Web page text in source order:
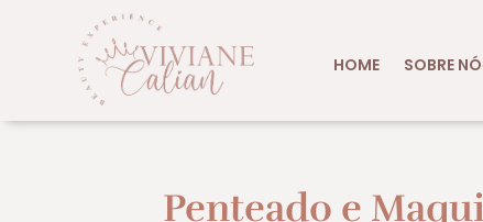
HOME SOBRE
Penteado e